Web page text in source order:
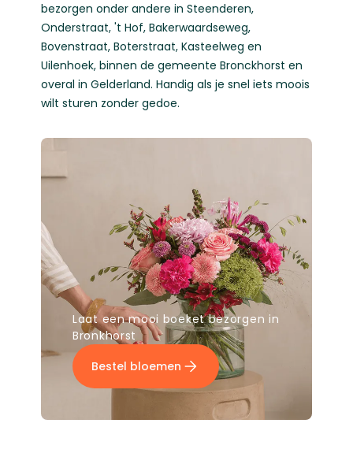
bezorgen onder andere in Steenderen,
Onderstraat, 't Hof, Bakerwaardseweg,
Bovenstraat, Boterstraat, Kasteelweg en
Uilenhoek, binnen de gemeente Bronckhorst en
overal in Gelderland. Handig als je snel iets moois
wilt sturen zonder gedoe.
Laat een mooi boeket bezorgen in
Bronkhorst
Bestel bloemen